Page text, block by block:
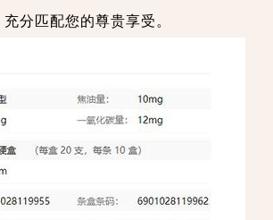
分匹配您的尊贵享受。